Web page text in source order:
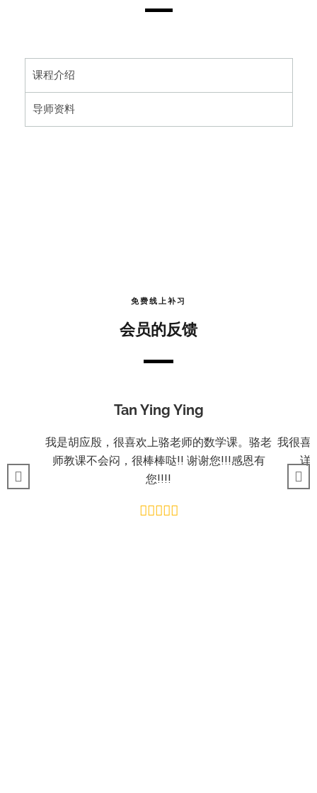
课程介绍
导师资料
免费线上补习
会员的反馈
Tan Ying Ying
我是胡应殷，很喜欢上骆老师的数学课。骆老
师教课不会闷，很棒棒哒!! 谢谢您!!!感恩有
您!!!!
我很喜
详